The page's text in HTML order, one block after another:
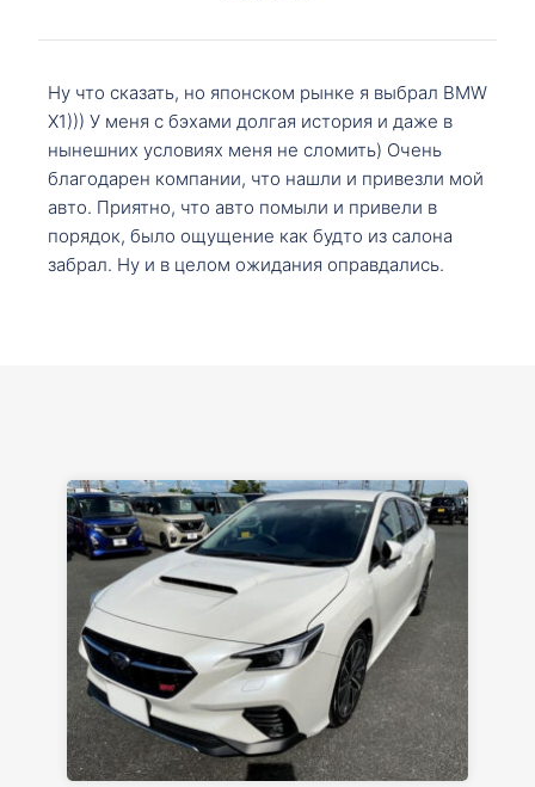
Ну что сказать, но японском рынке я выбрал BMW
X1))) У меня с бэхами долгая история и даже в
нынешних условиях меня не сломить) Очень
благодарен компании, что нашли и привезли мой
авто. Приятно, что авто помыли и привели в
порядок, было ощущение как будто из салона
забрал. Ну и в целом ожидания оправдались.